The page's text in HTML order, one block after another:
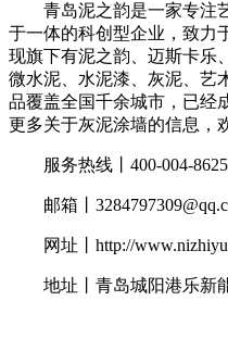
青岛泥之韵是一家专注艺
于一体的科创型企业，致力
现旗下有泥之韵、迈斯卡乐
微水泥、水泥漆、灰泥、艺
品覆盖全国千余城市，已经
更多关于灰泥涂墙的信息，
服务热线丨400-004-8625
邮箱丨
网址丨http://
地址丨青岛城阳港乐新